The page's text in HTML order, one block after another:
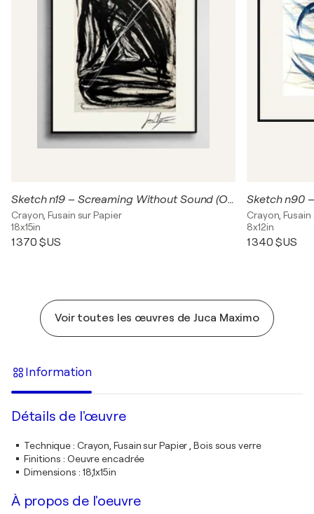
Sketch n19 – Screaming Without Sound (Original Drawing – Hand Painted 1/1)
Crayon, Fusain sur Papier
18x15in
1 370 $US
Crayon,
8x12in
1 340 $US
Voir toutes les œuvres de Juca Maximo
Information
Détails de l'œuvre
Technique: Crayon, Fusain sur Papier , Bois sous verre
Finitions : Oeuvre encadrée
Dimensions : 18,1x15in
À propos de l'oeuvre